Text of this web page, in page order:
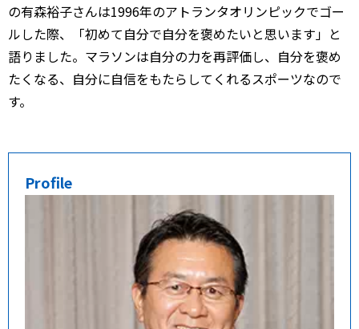
の有森裕子さんは1996年のアトランタオリンピックでゴー
ルした際、「初めて自分で自分を褒めたいと思います」と
語りました。マラソンは自分の力を再評価し、自分を褒め
たくなる、自分に自信をもたらしてくれるスポーツなので
す。
Profile